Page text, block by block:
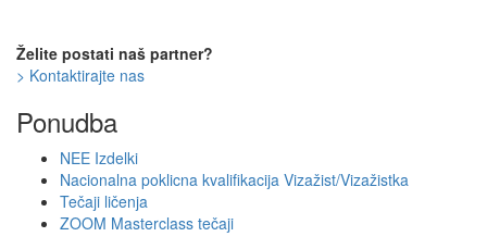
Želite postati naš partner?
> Kontaktirajte nas
Ponudba
NEE Izdelki
Nacionalna poklicna kvalifikacija Vizažist/Vizažistka
Tečaji ličenja
ZOOM Masterclass tečaji